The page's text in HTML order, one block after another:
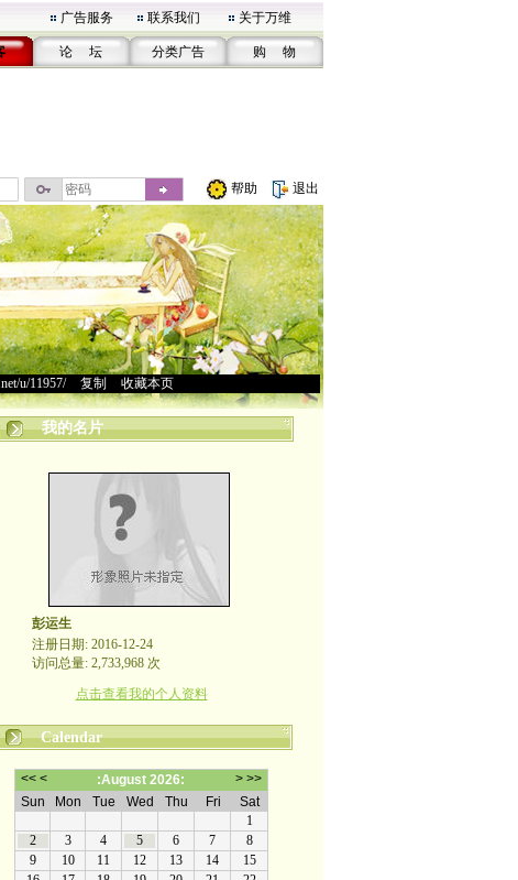
广告服务 联系我们 关于万维
论 坛 分类广告 购 物
帮助 退出
u/11957/> 复制 收藏本页
我的名片
彭运生
注册日期: 2016-12-24
访问总量: 2,733,968 次
点击查看我的个人资料
Calendar